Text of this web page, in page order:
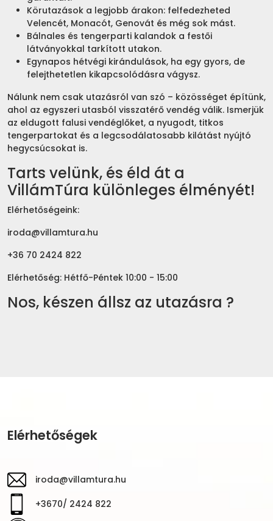
Körutazások a legjobb árakon: felfedezheted
Velencét, Monacót, Genovát és még sok mást.
Bálnales és tengerparti kalandok a festői
látványokkal tarkított utakon.
Egynapos hétvégi kirándulások, ha egy gyors, de
felejthetetlen kikapcsolódásra vágysz.
Nálunk nem csak utazásról van szó – közösséget építünk,
ahol az egyszeri utasból visszatérő vendég válik. Ismerjük
az eldugott falusi vendéglőket, a nyugodt, titkos
tengerpartokat és a legcsodálatosabb kilátást nyújtó
hegycsúcsokat is.
Tarts velünk, és éld át a
VillámTúra különleges élményét!
Elérhetőségeink:
iroda@villamtura.hu
+36 70 2424 822
Elérhetőség: Hétfő-Péntek 10:00 - 15:00
Nos, készen állsz az utazásra ?
Elérhetőségek
iroda@villamtura.hu
+3670/ 2424 822